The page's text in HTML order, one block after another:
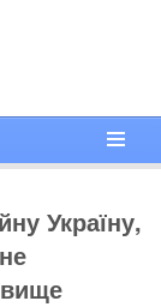
Україну,